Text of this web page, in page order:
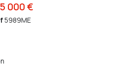
000 €
5989ME